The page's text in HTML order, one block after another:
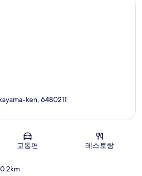
지도
ken, 6480211
교통편 레스토랑